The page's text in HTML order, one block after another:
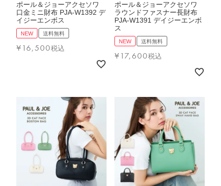
ポール＆ジョーアクセソワ
口金ミニ財布 PJA-W1392 デ
イジーエンボス
NEW 送料無料
¥ 16,500税込
ポール＆ジョーアクセソワ
ラウンドファスナー長財布
PJA-W1391 デイジーエンボ
ス
NEW 送料無料
¥ 17,600税込